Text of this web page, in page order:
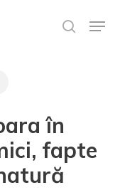
search
Meniu rapid
în
fapte